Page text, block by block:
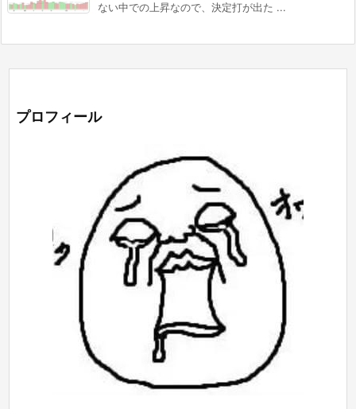
ない中での上昇なので、決定打が出た ...
プロフィール